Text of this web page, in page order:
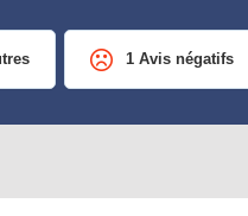
1 Avis négatifs